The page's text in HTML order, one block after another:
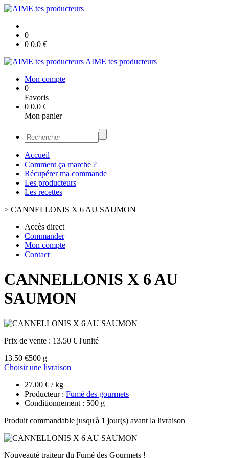
0
0 0.0 €
AIME tes producteurs
Mon compte
0
Favoris
0 0.0 €
Mon panier
Accueil
Comment ça marche ?
Récupérer ma commande
Les producteurs
Les recettes
> CANNELLONIS X 6 AU SAUMON
Accès direct
Commander
Mon compte
Contact
CANNELLONIS X 6 AU
SAUMON
Prix de vente : 13.50 € l'unité
13.50 €500 g
Choisir une livraison
27.00 € / kg
Producteur : Fumé des gourmets
Conditionnement : 500 g
Produit commandable jusqu'à 1 jour(s) avant la livraison
Nouveauté traiteur du Fumé des Gourmets !